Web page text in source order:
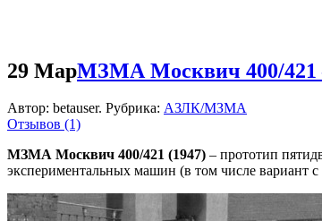
29 МарМЗМА Москвич 400/421 –
Автор: betauser. Рубрика: АЗЛК/МЗМА
Отзывов (1)
МЗМА Москвич 400/421 (1947) – прототип
экспериментальных машин (в том числе вариант